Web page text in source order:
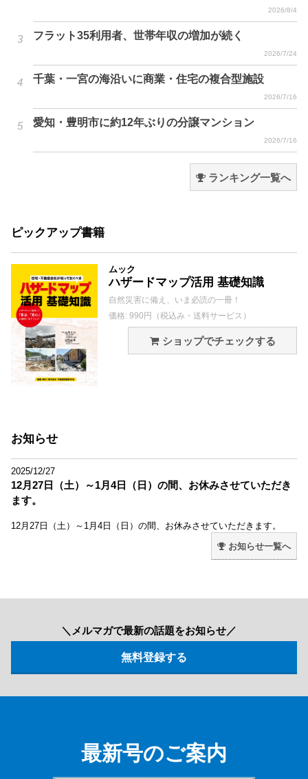
2026/8/4
フラット35利用者、世帯年収の増加が続く
2026/7/24
千葉・一宮の海沿いに商業・住宅の複合型施設
2026/7/16
愛知・豊明市に約12年ぶりの分譲マンション
2026/7/16
ランキング一覧へ
ピックアップ書籍
ムック
ハザードマップ活用 基礎知識
自然災害に備え、いま必読の一冊！
価格: 990円（税込み・送料サービス）
ショップでチェックする
お知らせ
2025/12/27
12月27日（土）～1月4日（日）の間、お休みさせていただき
ます。
12月27日（土）～1月4日（日）の間、お休みさせていただきます。
お知らせ一覧へ
＼メルマガで最新の話題をお知らせ／
最新号のご案内